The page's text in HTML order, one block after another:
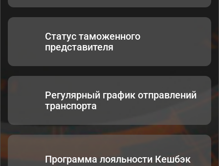
Статус таможенного
представителя
Регулярный график отправлений
транспорта
Программа лояльности Кешбэк